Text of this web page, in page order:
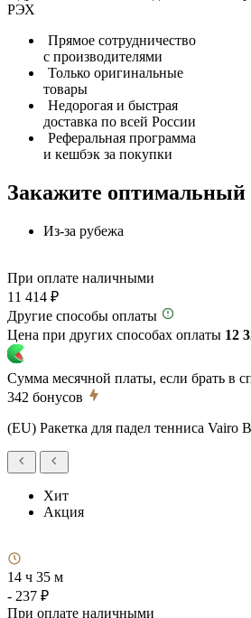
РЭХ
Прямое сотрудничество
с производителями
Только оригинальные
товары
Недорогая и быстрая
доставка по всей России
Реферальная программа
и кешбэк за покупки
Закажите оптимальный
Из-за рубежа
При оплате наличными
11 414 ₽
Другие способы оплаты
Цена при других способах оплаты 12
Сумма месячной платы, если брать в
342 бонусов
(EU) Ракетка для падел тенниса Vairo
Хит
Акция
14 ч 35 м
- 237 ₽
При оплате наличными